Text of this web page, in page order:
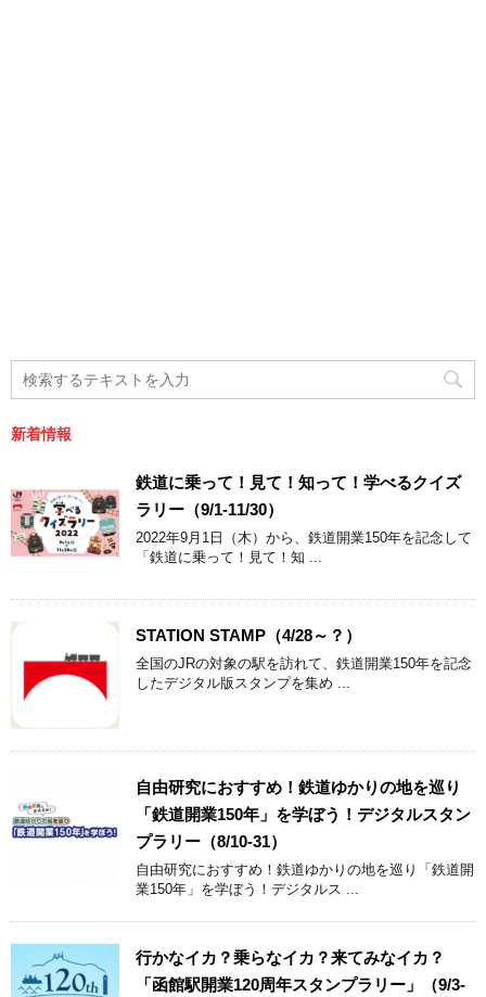
新着情報
鉄道に乗って！見て！知って！学べるクイズ
ラリー（9/1-11/30）
2022年9月1日（木）から、鉄道開業150年を記念して
「鉄道に乗って！見て！知 ...
STATION STAMP（4/28～？）
全国のJRの対象の駅を訪れて、鉄道開業150年を記念
したデジタル版スタンプを集め ...
自由研究におすすめ！鉄道ゆかりの地を巡り
「鉄道開業150年」を学ぼう！デジタルスタン
プラリー（8/10-31）
自由研究におすすめ！鉄道ゆかりの地を巡り「鉄道開
業150年」を学ぼう！デジタルス ...
行かなイカ？乗らなイカ？来てみなイカ？
「函館駅開業120周年スタンプラリー」（9/3-